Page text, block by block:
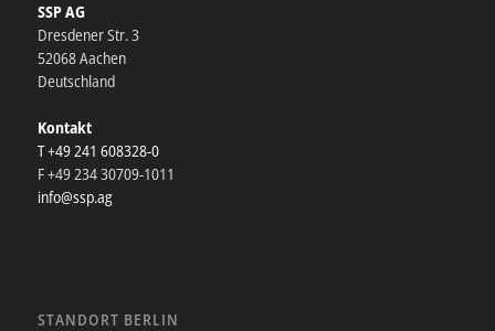
SSP AG
Dresdener Str. 3
52068 Aachen
Deutschland
Kontakt
T +49 241 608328-0
F +49 234 30709-1011
info@ssp.ag
STANDORT BERLIN